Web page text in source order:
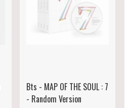
Bts - MAP OF THE SOUL : 7
- Random Version